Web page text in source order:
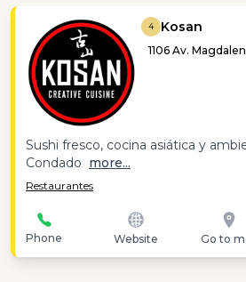
4 Kosan
1106 Av.
Sushi fresco, cocina asiática y
Condado more...
Restaurantes
Phone Website Go to